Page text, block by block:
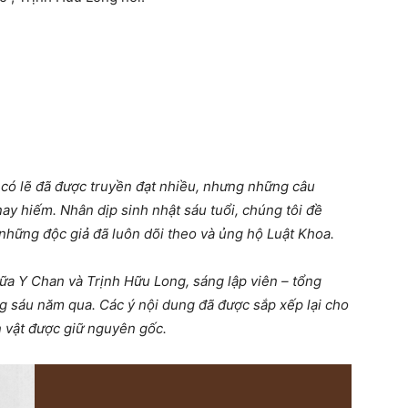
lẽ đã được truyền đạt nhiều, nhưng những câu
hiếm. Nhân dịp sinh nhật sáu tuổi, chúng tôi đề
độc giả đã luôn dõi theo và ủng hộ Luật Khoa.
Y Chan và Trịnh Hữu Long, sáng lập viên – tổng
năm qua. Các ý nội dung đã được sắp xếp lại cho
vật được giữ nguyên gốc.